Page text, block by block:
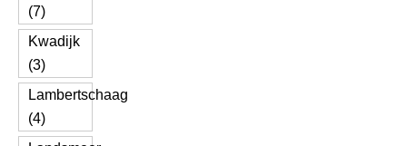
(7)
Kwadijk
(3)
Lambertschaag
(4)